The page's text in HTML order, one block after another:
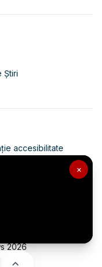
×
Știri
accesibilitate
de confidențialitate
2026